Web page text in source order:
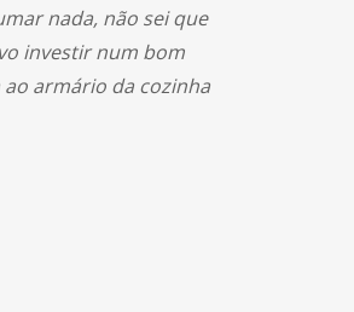
nada, não sei que
investir num bom
armário da cozinha